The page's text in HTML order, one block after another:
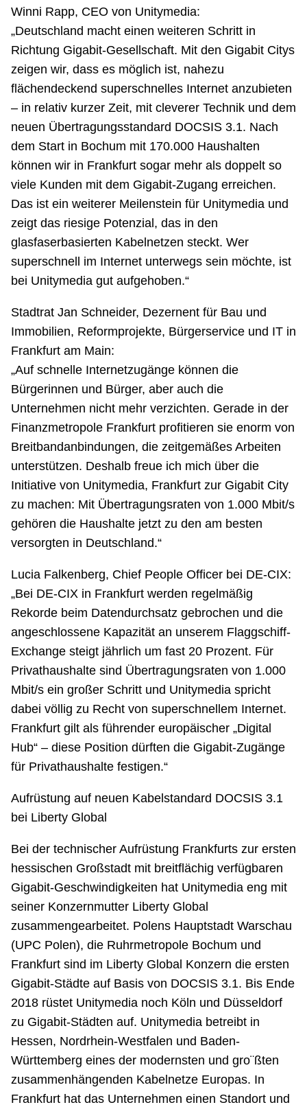
Winni Rapp, CEO von Unitymedia:
„Deutschland macht einen weiteren Schritt in
Richtung Gigabit-Gesellschaft. Mit den Gigabit Citys
zeigen wir, dass es möglich ist, nahezu
flächendeckend superschnelles Internet anzubieten
– in relativ kurzer Zeit, mit cleverer Technik und dem
neuen Übertragungsstandard DOCSIS 3.1. Nach
dem Start in Bochum mit 170.000 Haushalten
können wir in Frankfurt sogar mehr als doppelt so
viele Kunden mit dem Gigabit-Zugang erreichen.
Das ist ein weiterer Meilenstein für Unitymedia und
zeigt das riesige Potenzial, das in den
glasfaserbasierten Kabelnetzen steckt. Wer
superschnell im Internet unterwegs sein möchte, ist
bei Unitymedia gut aufgehoben.“
Stadtrat Jan Schneider, Dezernent für Bau und
Immobilien, Reformprojekte, Bürgerservice und IT in
Frankfurt am Main:
„Auf schnelle Internetzugänge können die
Bürgerinnen und Bürger, aber auch die
Unternehmen nicht mehr verzichten. Gerade in der
Finanzmetropole Frankfurt profitieren sie enorm von
Breitbandanbindungen, die zeitgemäßes Arbeiten
unterstützen. Deshalb freue ich mich über die
Initiative von Unitymedia, Frankfurt zur Gigabit City
zu machen: Mit Übertragungsraten von 1.000 Mbit/s
gehören die Haushalte jetzt zu den am besten
versorgten in Deutschland.“
Lucia Falkenberg, Chief People Officer bei DE-CIX:
„Bei DE-CIX in Frankfurt werden regelmäßig
Rekorde beim Datendurchsatz gebrochen und die
angeschlossene Kapazität an unserem Flaggschiff-
Exchange steigt jährlich um fast 20 Prozent. Für
Privathaushalte sind Übertragungsraten von 1.000
Mbit/s ein großer Schritt und Unitymedia spricht
dabei völlig zu Recht von superschnellem Internet.
Frankfurt gilt als führender europäischer „Digital
Hub“ – diese Position dürften die Gigabit-Zugänge
für Privathaushalte festigen.“
Aufrüstung auf neuen Kabelstandard DOCSIS 3.1
bei Liberty Global
Bei der technischer Aufrüstung Frankfurts zur ersten
hessischen Großstadt mit breitflächig verfügbaren
Gigabit-Geschwindigkeiten hat Unitymedia eng mit
seiner Konzernmutter Liberty Global
zusammengearbeitet. Polens Hauptstadt Warschau
(UPC Polen), die Ruhrmetropole Bochum und
Frankfurt sind im Liberty Global Konzern die ersten
Gigabit-Städte auf Basis von DOCSIS 3.1. Bis Ende
2018 rüstet Unitymedia noch Köln und Düsseldorf
zu Gigabit-Städten auf. Unitymedia betreibt in
Hessen, Nordrhein-Westfalen und Baden-
Württemberg eines der modernsten und gro¨ßten
zusammenhängenden Kabelnetze Europas. In
Frankfurt hat das Unternehmen einen Standort und